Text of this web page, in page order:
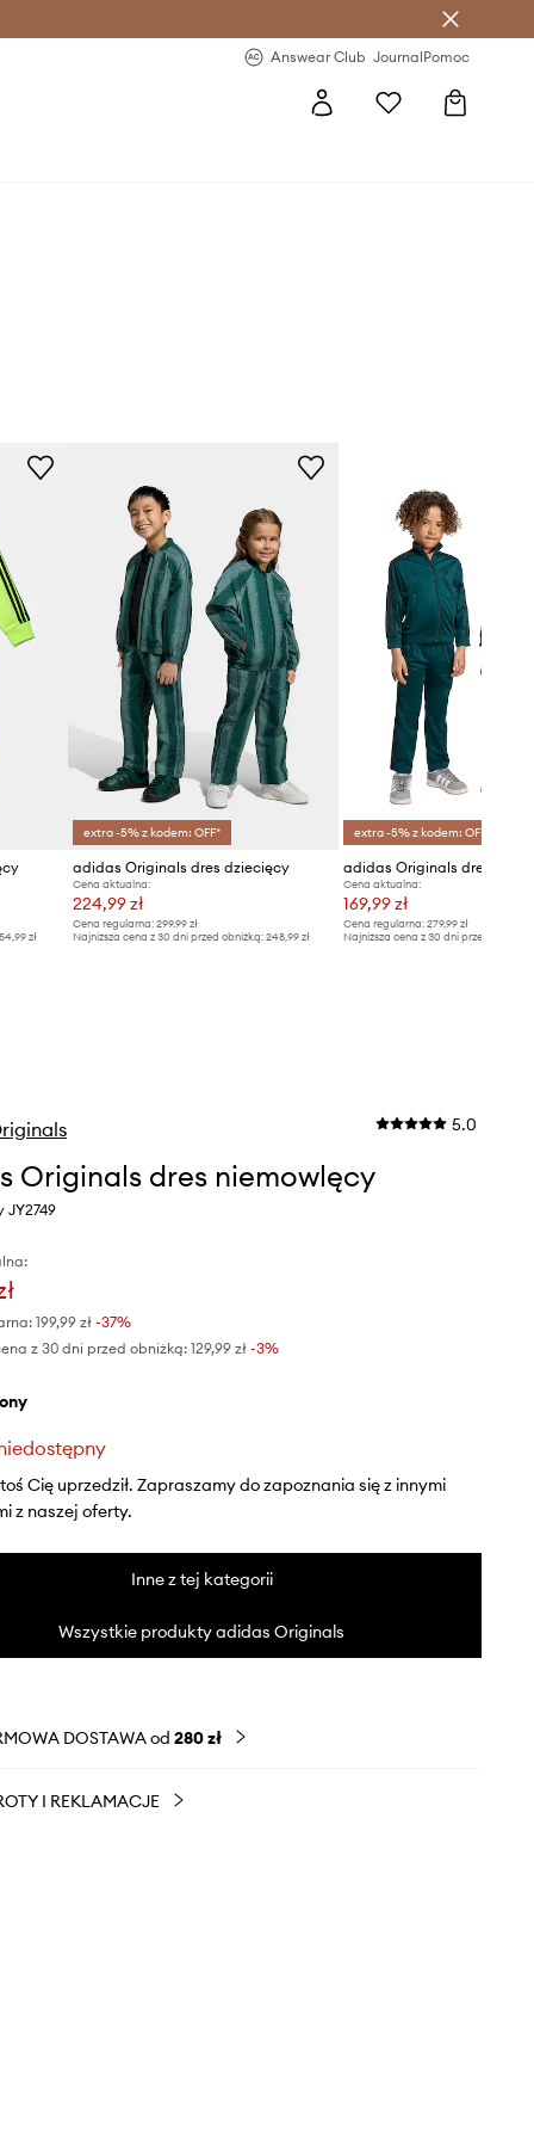
Answear Club JournalPomoc
zł
extra -5% z kodem: OFF*
adidas Originals dres dziecięcy
Cena aktualna:
224,99 zł
Cena regularna:299,99 zł
Najniższa cena z 30 dni przed obniżką:248,99 zł
extra -5% z kodem: OFF*
adidas Originals dres
Cena aktualna:
169,99 zł
Cena regularna: 279,99 zł
Najniższa cena z 30 dni przed obniżką:
5.0
Originals dres niemowlęcy
JY2749
199,99 zł-37%
z 30 dni przed obniżką: 129,99 zł -3%
Cię uprzedził. Zapraszamy do zapoznania się z innymi
z naszej oferty.
Inne z tej kategorii
Wszystkie produkty adidas Originals
DOSTAWA od 280 zł
I REKLAMACJE